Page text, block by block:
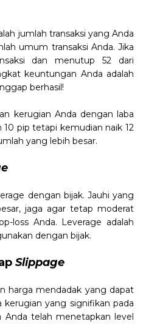
jumlah transaksi yang Anda
umum transaksi Anda. Jika
dan menutup 52 dari
keuntungan Anda adalah
berhasil!
kerugian Anda dengan laba
10 pip tetapi kemudian naik 12
yang lebih besar.
dengan bijak. Jauhi yang
jaga agar tetap moderat
loss Anda. Leverage adalah
dengan bijak.
Slippage
harga mendadak yang dapat
yang signifikan pada
Anda telah menetapkan level